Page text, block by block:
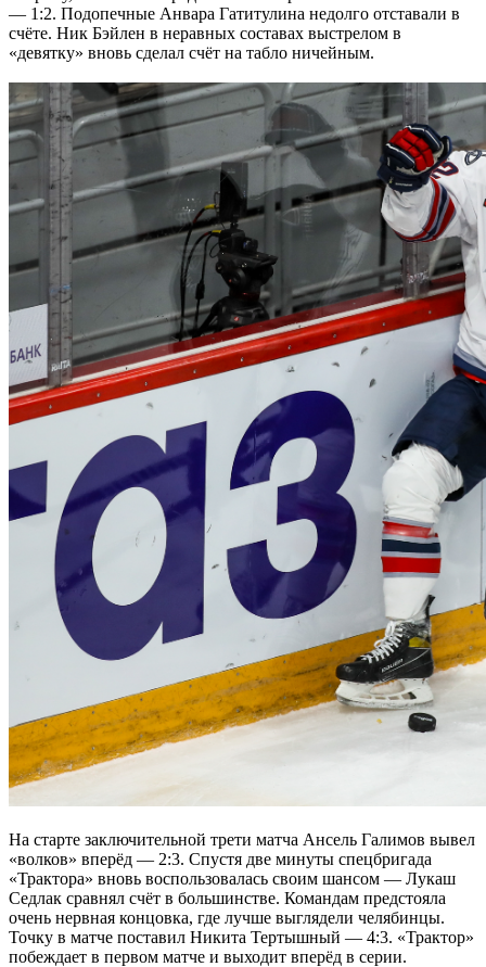
— 1:2. Подопечные Анвара Гатитулина недолго отставали в
счёте. Ник Бэйлен в неравных составах выстрелом в
«девятку» вновь сделал счёт на табло ничейным.
На старте заключительной трети матча Ансель Галимов вывел
«волков» вперёд — 2:3. Спустя две минуты спецбригада
«Трактора» вновь воспользовалась своим шансом — Лукаш
Седлак сравнял счёт в большинстве. Командам предстояла
очень нервная концовка, где лучше выглядели челябинцы.
Точку в матче поставил Никита Тертышный — 4:3. «Трактор»
побеждает в первом матче и выходит вперёд в серии.